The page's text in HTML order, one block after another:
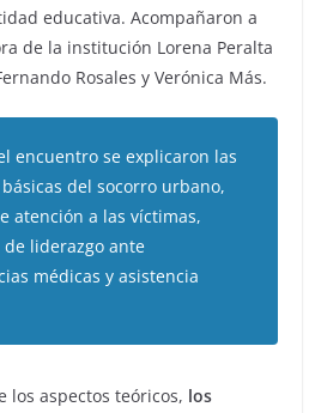
educativa. Acompañaron a
de la institución Lorena Peralta
Rosales y Verónica Más.
encuentro se explicaron las
del socorro urbano,
atención a las víctimas,
liderazgo ante
médicas y asistencia
los aspectos teóricos, los